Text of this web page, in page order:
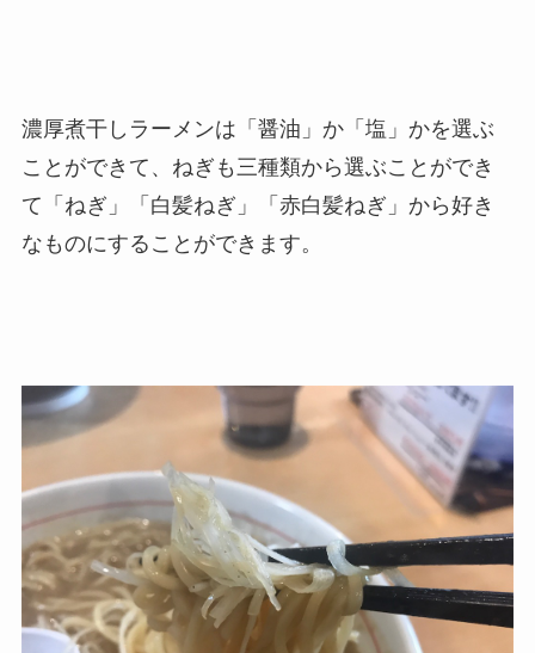
濃厚煮干しラーメンは「醤油」か「塩」かを選ぶ
ことができて、ねぎも三種類から選ぶことができ
て「ねぎ」「白髪ねぎ」「赤白髪ねぎ」から好き
なものにすることができます。